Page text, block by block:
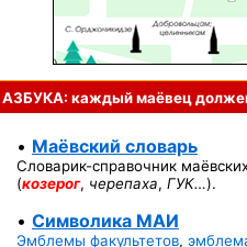
АЗБУКА: каждый маёвец
• Маёвский словарь
Словарик-справочник
(козерог, черепаха, ГУК…).
• Символика МАИ
Эмблемы факультетов,